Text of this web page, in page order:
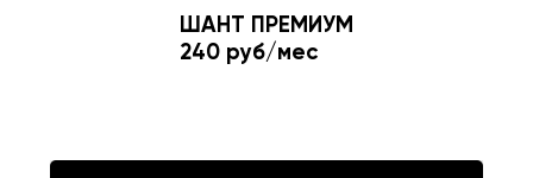
ШАНТ ПРЕМИУМ
240 руб/мес